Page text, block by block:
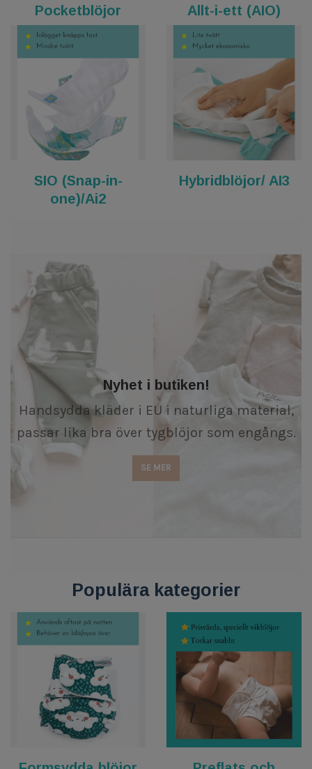
Pocketblöjor Allt-i-ett (AIO)
SIO (Snap-in-
one)/Ai2
Hybridblöjor/ AI3
Nyhet i butiken!
Handsydda kläder i EU i naturliga material,
passar lika bra över tygblöjor som engångs.
SE MER
Populära kategorier